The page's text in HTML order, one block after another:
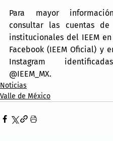
Para mayor
consultar las cuentas
institucionales del IEEM en
Facebook (IEEM Oficial) y
Instagram
@IEEM_MX.
Noticias
Valle de México